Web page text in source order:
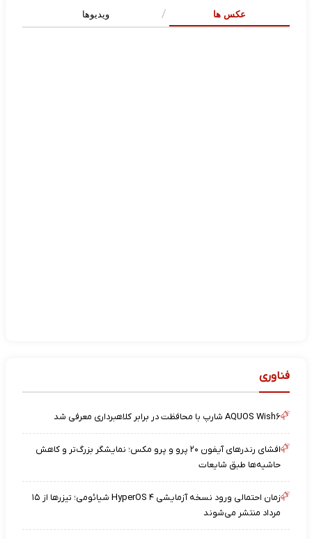
عکس ها ویدیوها
فناوری
AQUOS Wish۶ شارپ با محافظت در برابر کلاهبرداری معرفی شد
افشای رندرهای آیفون ۲۰ پرو و پرو مکس؛ نمایشگر بزرگ‌تر و کاهش
حاشیه‌ها طبق شایعات
زمان احتمالی ورود نسخه آزمایشی HyperOS ۴ شیائومی؛ تیزرها از ۱۵
مرداد منتشر می‌شوند